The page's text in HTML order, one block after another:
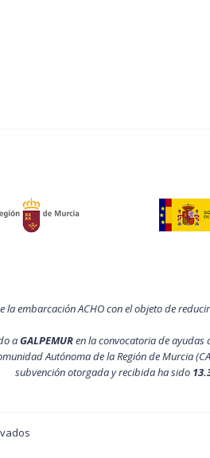
embarcación ACHO con el objeto de
aGALPEMURen la convocatoria de ayudas
Autónoma de la Región de Murcia
subvención otorgada y recibida ha sido